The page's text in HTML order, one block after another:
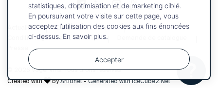
Actualités
Qui sommes-nous ?
Conditions générales de vente
© 2026 Vogel Vins. Tous droits réservés
Created with
byArtionet-Generated with IceCube2.Net
Votre
sélection
statistiques, d’optimisation et de marketing ciblé.
En poursuivant votre visite sur cette page, vous
acceptez l’utilisation des cookies aux fins énoncées
ci-dessus. En savoir plus.
Accepter